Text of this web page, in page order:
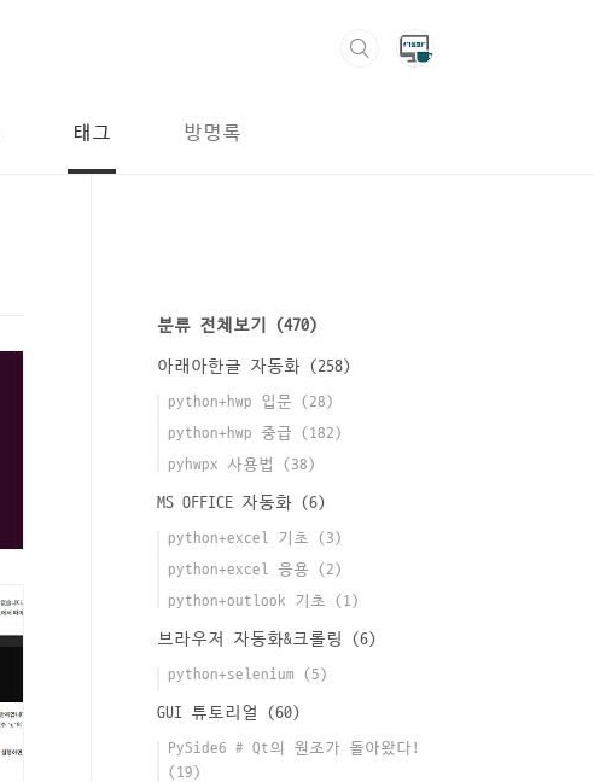
태그 방명록
분류 전체보기 (470)
아래아한글 자동화 (258)
python+hwp 입문 (28)
python+hwp 중급 (182)
pyhwpx 사용법 (38)
MS OFFICE 자동화 (6)
python+excel 기초 (3)
python+excel 응용 (2)
python+outlook 기초 (1)
브라우저 자동화&크롤링 (6)
python+selenium (5)
GUI 튜토리얼 (60)
PySide6 # Qt의 원조가 돌아왔다!
(19)